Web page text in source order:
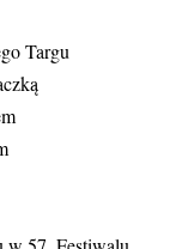
Targu